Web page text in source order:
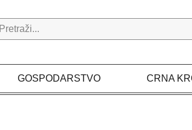
GOSPODARSTVO CRNA